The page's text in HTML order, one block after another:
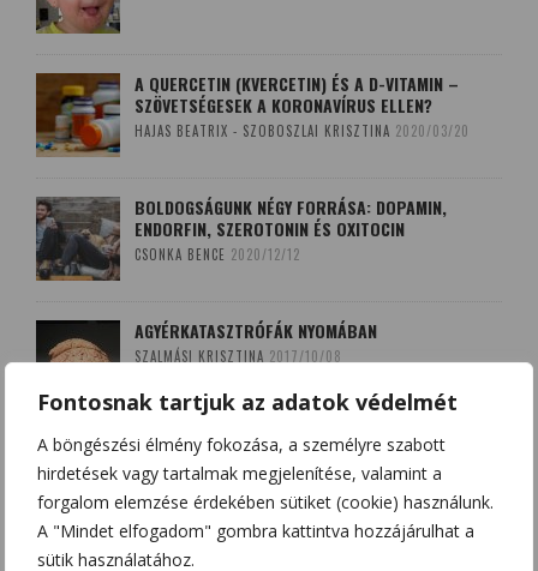
Fontosnak tartjuk az adatok védelmét
A böngészési élmény fokozása, a személyre szabott
hirdetések vagy tartalmak megjelenítése, valamint a
forgalom elemzése érdekében sütiket (cookie) használunk.
A "Mindet elfogadom" gombra kattintva hozzájárulhat a
sütik használatához.
A QUERCETIN (KVERCETIN) ÉS A D-VITAMIN –
SZÖVETSÉGESEK A KORONAVÍRUS ELLEN?
HAJAS BEATRIX - SZOBOSZLAI KRISZTINA 2020/03/20
BOLDOGSÁGUNK NÉGY FORRÁSA: DOPAMIN,
ENDORFIN, SZEROTONIN ÉS OXITOCIN
CSONKA BENCE 2020/12/12
AGYÉRKATASZTRÓFÁK NYOMÁBAN
SZALMÁSI KRISZTINA 2017/10/08
A LEKOPOGÁS BABONÁJA
SZOBOSZLAI KRISZTINA 2018/03/15